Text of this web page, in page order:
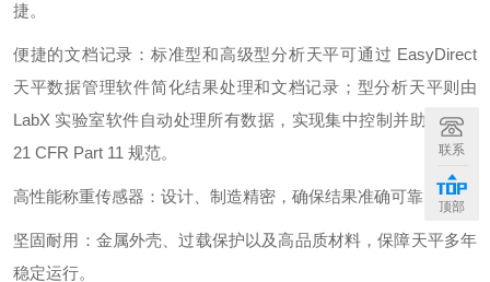
捷。
便捷的文档记录：标准型和高级型分析天平可通过 EasyDirect
天平数据管理软件简化结果处理和文档记录；型分析天平则由
LabX 实验室软件自动处理所有数据，实现集中控制并助力符合
21 CFR Part 11 规范。
高性能称重传感器：设计、制造精密，确保结果准确可靠。
坚固耐用：金属外壳、过载保护以及高品质材料，保障天平多年
稳定运行。
联系
顶部